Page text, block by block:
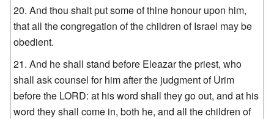
And thou shalt put some of thine honour upon him,
that all the congregation of the children of Israel may be
obedient.
And he shall stand before Eleazar the priest, who
shall ask counsel for him after the judgment of Urim
before the LORD: at his word shall they go out, and at his
word they shall come in, both he, and all the children of